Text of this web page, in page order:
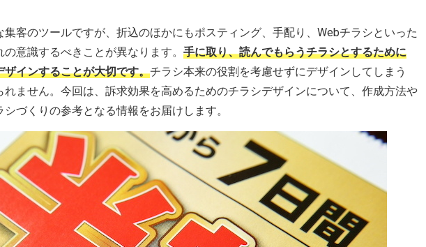
客のツールですが、折込のほかにもポスティング、手配り、Webチラシといった
意識するべきことが異なります。 手に取り、読んでもらうチラシとするために
インすることが大切です。チラシ本来の役割を考慮せずにデザインしてしまう
れません。今回は、訴求効果を高めるためのチラシデザインについて、作成方法や
づくりの参考となる情報をお届けします。